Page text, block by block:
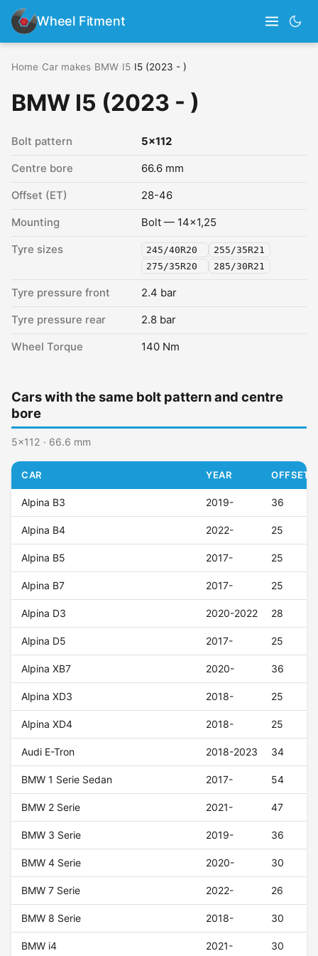
Wheel Fitment
Home Car makes BMW I5 I5 (2023 - )
BMW I5 (2023 - )
Bolt pattern 5x112
Centre bore 66.6 mm
Offset (ET) 28-46
Mounting Bolt — 14x1,25
Tyre sizes 245/40R20
255/35R21
275/35R20
285/30R21
Tyre pressure front 2.4 bar
Tyre pressure rear 2.8 bar
Wheel Torque 140 Nm
Cars with the same bolt pattern and centre
bore
5x112 · 66.6 mm
CAR YEAR OFFSET
Alpina B3 2019- 36
Alpina B4 2022- 25
Alpina B5 2017- 25
Alpina B7 2017- 25
Alpina D3 2020-2022 28
Alpina D5 2017- 25
Alpina XB7 2020- 36
Alpina XD3 2018- 25
Alpina XD4 2018- 25
Audi E-Tron 2018-2023 34
BMW 1 Serie Sedan 2017- 54
BMW 2 Serie 2021- 47
BMW 3 Serie 2019- 36
BMW 4 Serie 2020- 30
BMW 7 Serie 2022- 26
BMW 8 Serie 2018- 30
BMW i4 2021- 30